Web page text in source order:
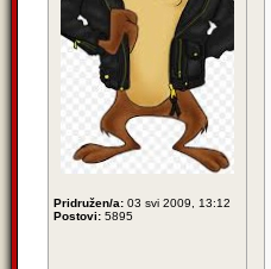
Pridružen/a: 03 svi 2009, 13:12
Postovi: 5895